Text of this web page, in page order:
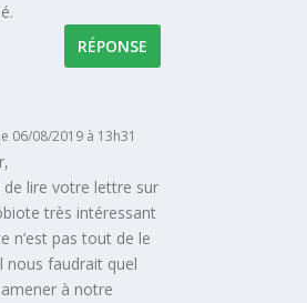
RÉPONSE
le 06/08/2019 à 13h31
de lire votre lettre sur
très intéressant
n’est pas tout de le
nous faudrait quel
à notre